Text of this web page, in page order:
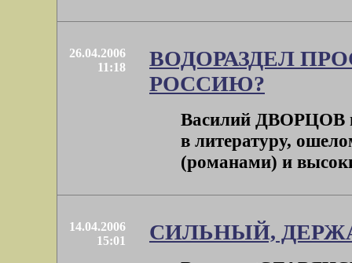
26.04.2006
11:18
ВОДОРАЗДЕЛ
РОССИЮ?
Василий ДВОРЦОВ
в литературу,
(романами) и
14.04.2006
15:01
СИЛЬНЫЙ,